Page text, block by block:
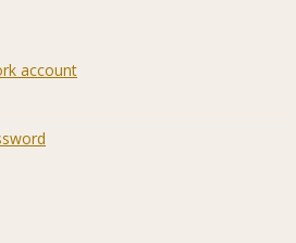
account